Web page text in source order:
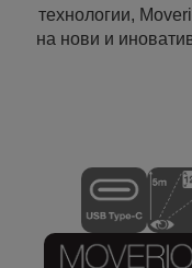
технологии,
на нови и